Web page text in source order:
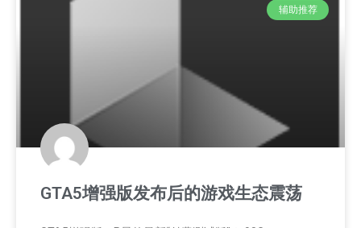
辅助推荐
GTA5增强版发布后的游戏生态震荡